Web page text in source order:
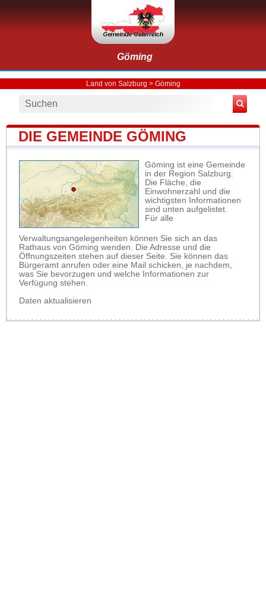
Göming
Land von Salzburg > Göming
DIE GEMEINDE GÖMING
Göming ist eine Gemeinde
in der Region Salzburg.
Die Fläche, die
Einwohnerzahl und die
wichtigsten Informationen
sind unten aufgelistet.
Für alle
Verwaltungsangelegenheiten können Sie sich an das
Rathaus von Göming wenden. Die Adresse und die
Öffnungszeiten stehen auf dieser Seite. Sie können das
Bürgeramt anrufen oder eine Mail schicken, je nachdem,
was Sie bevorzugen und welche Informationen zur
Verfügung stehen.
Daten aktualisieren